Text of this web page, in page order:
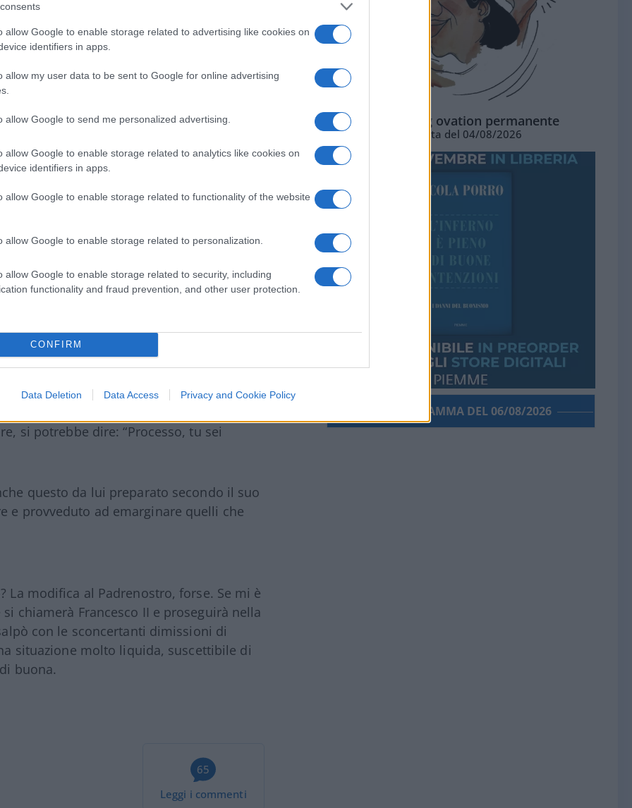
allow Google to enable storage related to advertising like cookies on
identifiers in apps.
allow my user data to be sent to Google for online advertising
allow Google to send me personalized advertising.
allow Google to enable storage related to analytics like cookies on
identifiers in apps.
allow Google to enable storage related to functionality of the website
allow Google to enable storage related to personalization.
allow Google to enable storage related to security, including
functionality and fraud prevention, and other user protection.
CONFIRM
Data Deletion Data Access Privacy and Cookie Policy
Ma verso quale modello? Un modello
che progressisti, sono stati costretti,
Be’, ogni novatore procede
meravigliarsi o, a seconda del partito,
e uno indietro” (ipse dixit),
no-gender, tre colpi al cerchio e uno alla
aeree che al documento
note a piè pagina che al testo, le foto
a muso cupo con quelli di destra, le
senza porpora le sedi storiche, i
chiarimenti, i selfie con le folle
categorie, l’ossessione sinodale… E
lui avviati sono in atto e, parafrasando
si potrebbe dire: “Processo, tu sei
questo da lui preparato secondo il suo
e provveduto ad emarginare quelli che
La modifica al Padrenostro, forse. Se mi è
chiamerà Francesco II e proseguirà nella
con le sconcertanti dimissioni di
situazione molto liquida, suscettibile di
buona.
65
Leggi i commenti
La standing ovation permanente
Vignetta del 04/08/2026
PORROGRAMMA DEL 06/08/2026